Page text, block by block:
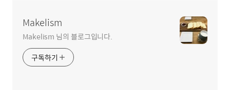
Makelism
Makelism 님의 블로그입니다.
구독하기